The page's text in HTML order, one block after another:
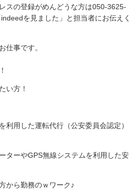
スの登録がめんどうな方は050-3625-
を見ました」と担当者にお伝えく
仕事です。
い方！
利用した運転代行（公安委員会認定）
ターやGPS無線システムを利用した安
から勤務のｗワーク♪